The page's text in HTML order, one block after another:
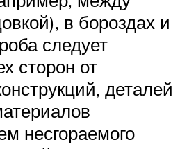
в бороздах и
следует
сторон от
деталей
несгораемого